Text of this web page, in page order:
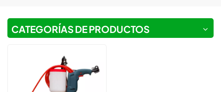
CATEGORÍAS DE PRODUCTOS